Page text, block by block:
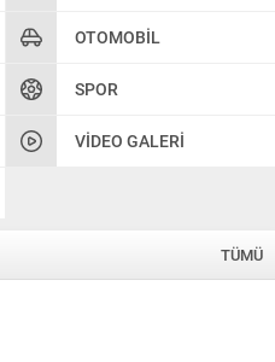
OTOMOBIL
SPOR
VIDEO GALERI
TÜMÜ